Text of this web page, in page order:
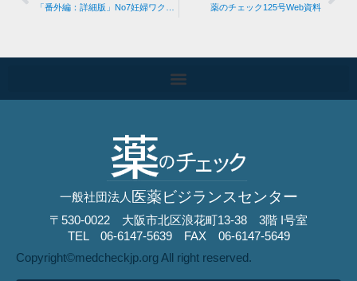
薬のチェック125号Web資料
一般社団法人 医薬ビジランスセンター
〒530-0022 大阪市北区浪花町13-38 3階 I号室
TEL 06-6147-5639 FAX 06-6147-5649
Copyright©︎medcheckjp.org All right reserved.